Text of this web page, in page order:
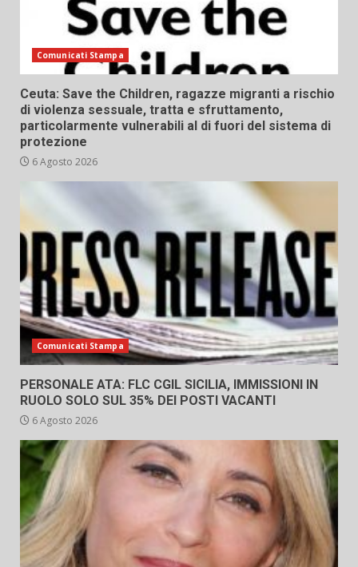
Comunicati Stampa
Ceuta: Save the Children, ragazze migranti a rischio
di violenza sessuale, tratta e sfruttamento,
particolarmente vulnerabili al di fuori del sistema di
protezione
6 Agosto 2026
Comunicati Stampa
PERSONALE ATA: FLC CGIL SICILIA, IMMISSIONI IN
RUOLO SOLO SUL 35% DEI POSTI VACANTI
6 Agosto 2026